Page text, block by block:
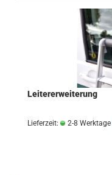
Leitererweiterung
Lieferzeit: 2-8 Werktage